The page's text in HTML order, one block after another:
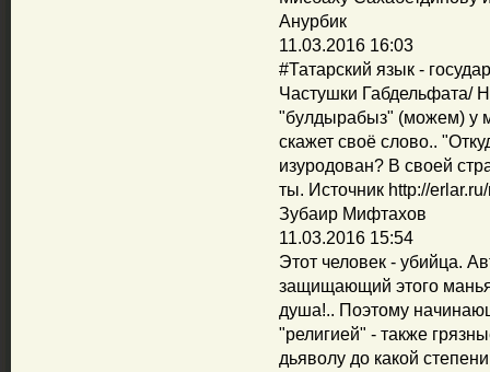
Анурбик
11.03.2016 16:03
‪#‎Татарский‬ язык -
Частушки Габдельфата/
"булдырабыз" (можем) у
скажет своё слово..
изуродован? В своей
ты. Источник http://
Зубаир Мифтахов
11.03.2016 15:54
Этот человек - убийца.
защищающий этого
душа!.. Поэтому
"религией" - также
дьяволу до какой